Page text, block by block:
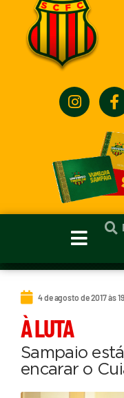
4 de agosto de 2017 às
À LUTA
Sampaio
encarar o